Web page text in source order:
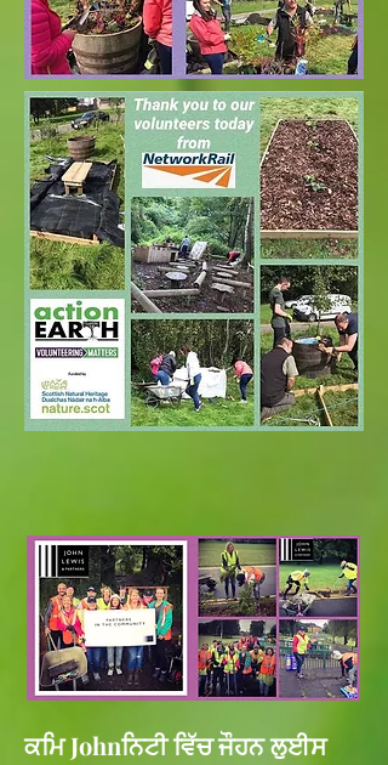
ਕਮਿ Johnਨਿਟੀ ਵਿੱਚ ਜੌਹਨ ਲੁਈਸ